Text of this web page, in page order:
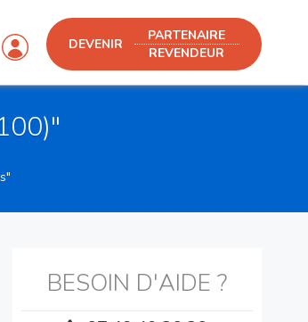
DEVENIR
PARTENAIRE
REVENDEUR
BESOIN D'AIDE ?